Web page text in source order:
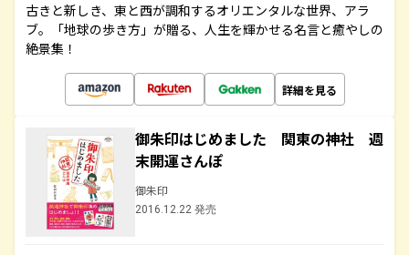
古きと新しき、東と西が調和するオリエンタルな世界、アラ
ブ。「地球の歩き方」が贈る、人生を輝かせる名言と癒やしの
絶景集！
詳細を見る
御朱印はじめました 関東の神社 週
末開運さんぽ
御朱印
2016.12.22 発売